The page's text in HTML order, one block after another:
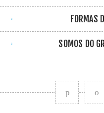
FORMAS
SOMOS DO